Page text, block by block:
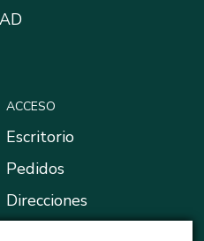
ACCESO
Escritorio
Pedidos
Direcciones